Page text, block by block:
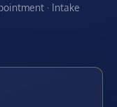
· Intake